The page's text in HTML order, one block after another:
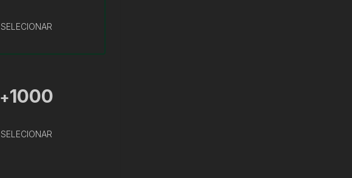
SELECIONAR
+1000
SELECIONAR